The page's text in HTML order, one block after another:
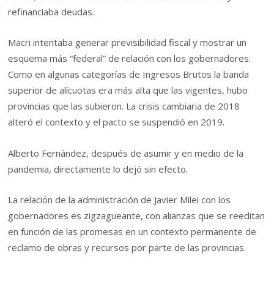
refinanciaba deudas.
Macri intentaba generar previsibilidad fiscal y mostrar un
esquema más “federal” de relación con los gobernadores.
Como en algunas categorías de Ingresos Brutos la banda
superior de alícuotas era más alta que las vigentes, hubo
provincias que las subieron. La crisis cambiaria de 2018
alteró el contexto y el pacto se suspendió en 2019.
Alberto Fernández, después de asumir y en medio de la
pandemia, directamente lo dejó sin efecto.
La relación de la administración de Javier Milei con los
gobernadores es zigzagueante, con alianzas que se reeditan
en función de las promesas en un contexto permanente de
reclamo de obras y recursos por parte de las provincias.